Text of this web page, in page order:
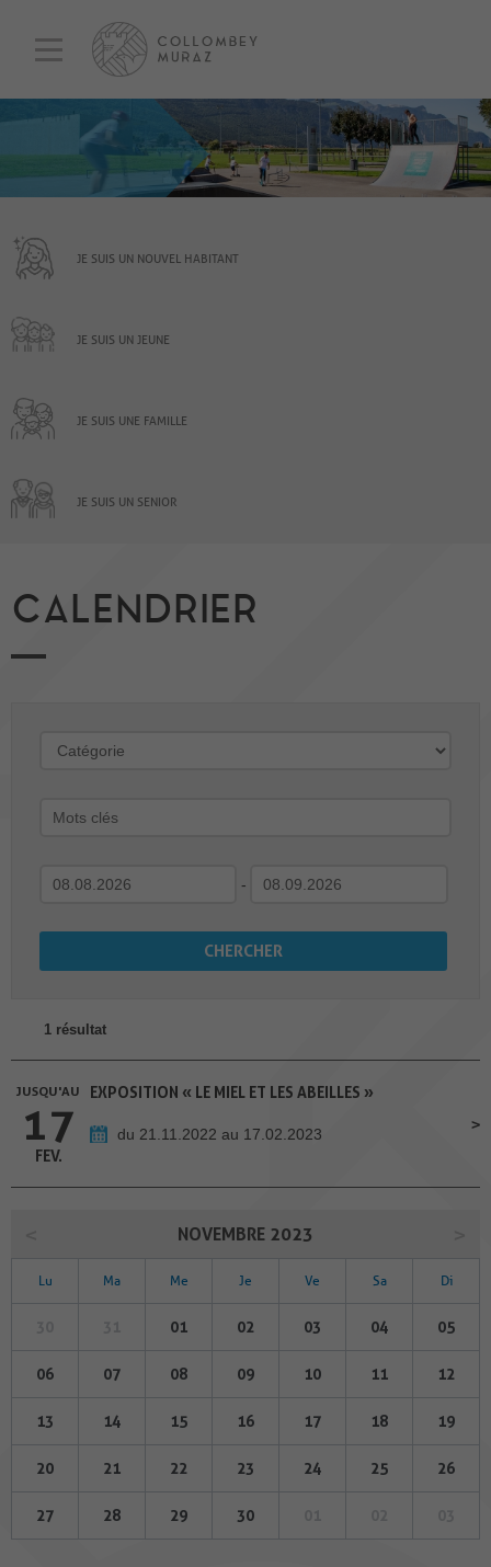
JE SUIS UN NOUVEL HABITANT
JE SUIS UN JEUNE
JE SUIS UNE FAMILLE
JE SUIS UN SENIOR
CALENDRIER
-
1 résultat
JUSQU'AU
17
FEV.
EXPOSITION « LE MIEL ET LES ABEILLES »
du 21.11.2022 au 17.02.2023
NOVEMBRE 2023
Lu Ma Me Je Ve Sa Di
01 02 03 04 05
06 07 08 09 10 11 12
13 14 15 16 17 18 19
20 21 22 23 24 25 26
27 28 29 30